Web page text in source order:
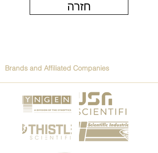
חזרה
Brands and Affiliated Companies